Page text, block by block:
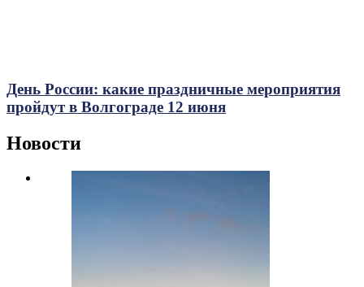
День России: какие праздничные мероприятия
пройдут в Волгограде 12 июня
Новости